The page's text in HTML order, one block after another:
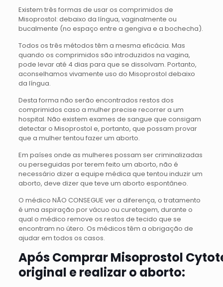
Existem três formas de usar os comprimidos de
Misoprostol: debaixo da língua, vaginalmente ou
bucalmente (no espaço entre a gengiva e a bochecha).
Todos os três métodos têm a mesma eficácia. Mas
quando os comprimidos são introduzidos na vagina,
pode levar até 4 dias para que se dissolvam. Portanto,
aconselhamos vivamente uso do Misoprostol debaixo
da língua.
Desta forma não serão encontrados restos dos
comprimidos caso a mulher precise recorrer a um
hospital. Não existem exames de sangue que consigam
detectar o Misoprostol e, portanto, que possam provar
que a mulher tentou fazer um aborto.
Em países onde as mulheres possam ser criminalizadas
ou perseguidas por terem feito um aborto, não é
necessário dizer a equipe médica que tentou induzir um
aborto, deve dizer que teve um aborto espontâneo.
O médico NÃO CONSEGUE ver a diferença, o tratamento
é uma aspiração por vácuo ou curetagem, durante o
qual o médico remove os restos de tecido que se
encontram no útero. Os médicos têm a obrigação de
ajudar em todos os casos.
Após Comprar Misoprostol
original e realizar o aborto: